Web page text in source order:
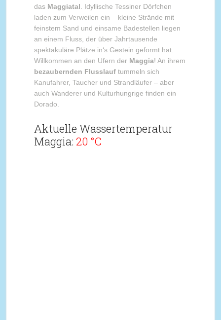
das Maggiatal . Idyllische Tessiner Dörfchen
laden zum Verweilen ein – kleine Strände mit
feinstem Sand und einsame Badestellen liegen
an einem Fluss, der über Jahrtausende
spektakuläre Plätze in‘s Gestein geformt hat.
Willkommen an den Ufern der Maggia! An ihrem
bezaubernden Flusslauftummeln sich
Kanufahrer, Taucher und Strandläufer – aber
auch Wanderer und Kulturhungrige finden ein
Dorado.
Aktuelle Wassertemperatur
Maggia: 20 °C